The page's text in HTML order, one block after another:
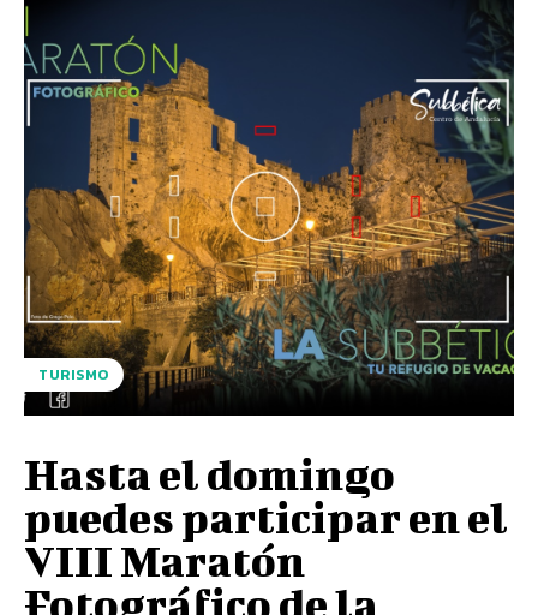
TURISMO
Hasta el domingo
puedes participar en el
VIII Maratón
Fotográfico de la